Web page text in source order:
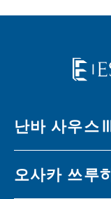
난바 사우스
오사카 쓰루